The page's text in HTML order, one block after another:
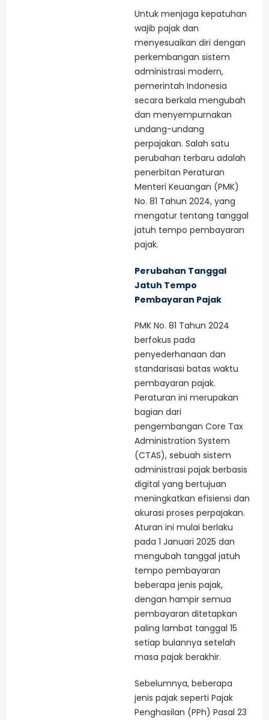
Untuk menjaga kepatuhan
wajib pajak dan
menyesuaikan diri dengan
perkembangan sistem
administrasi modern,
pemerintah Indonesia
secara berkala mengubah
dan menyempurnakan
undang-undang
perpajakan. Salah satu
perubahan terbaru adalah
penerbitan Peraturan
Menteri Keuangan (PMK)
No. 81 Tahun 2024, yang
mengatur tentang tanggal
jatuh tempo pembayaran
pajak.
Perubahan Tanggal
Jatuh Tempo
Pembayaran Pajak
PMK No. 81 Tahun 2024
berfokus pada
penyederhanaan dan
standarisasi batas waktu
pembayaran pajak.
Peraturan ini merupakan
bagian dari
pengembangan Core Tax
Administration System
(CTAS), sebuah sistem
administrasi pajak berbasis
digital yang bertujuan
meningkatkan efisiensi dan
akurasi proses perpajakan.
Aturan ini mulai berlaku
pada 1 Januari 2025 dan
mengubah tanggal jatuh
tempo pembayaran
beberapa jenis pajak,
dengan hampir semua
pembayaran ditetapkan
paling lambat tanggal 15
setiap bulannya setelah
masa pajak berakhir.
Sebelumnya, beberapa
jenis pajak seperti Pajak
Penghasilan (PPh) Pasal 23